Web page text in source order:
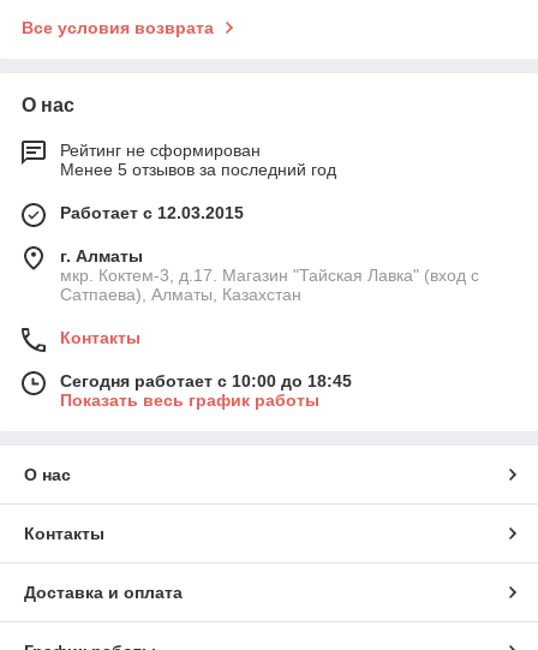
Все условия возврата
О нас
Рейтинг не сформирован
Менее 5 отзывов за последний год
Работает с 12.03.2015
г. Алматы
мкр. Коктем-3, д.17. Магазин "Тайская Лавка" (вход с
Сатпаева), Алматы, Казахстан
Контакты
Сегодня работает с 10:00 до 18:45
Показать весь график работы
О нас
Контакты
Доставка и оплата